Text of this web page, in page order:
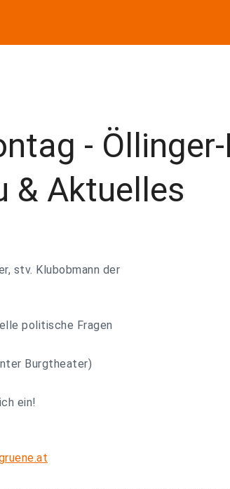
-
& Aktuelles
stv. Klubobmann der
politische Fragen
Burgtheater)
ein!